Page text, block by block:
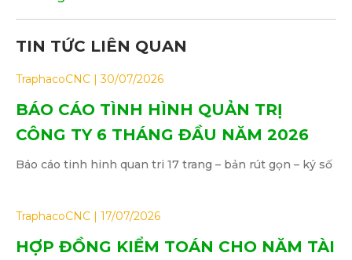
TIN TỨC LIÊN QUAN
BÁO CÁO TÌNH HÌNH QUẢN TRỊ
CÔNG TY 6 THÁNG ĐẦU NĂM 2026
TraphacoCNC 30/07/2026
Báo cáo tinh hinh quan tri 17 trang – bản rút gọn – ký số
HỢP ĐỒNG KIỂM TOÁN CHO NĂM TÀI
TraphacoCNC 17/07/2026